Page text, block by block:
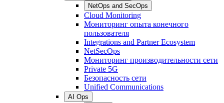
NetOps and SecOps
Cloud Monitoring
Мониторинг опыта конечного
пользователя
Integrations and Partner Ecosystem
NetSecOps
Мониторинг производительности сети
Private 5G
Безопасность сети
Unified Communications
AI Ops